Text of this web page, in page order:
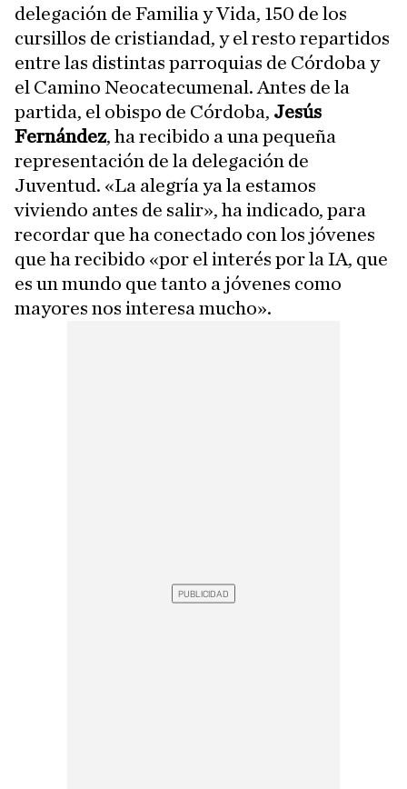
delegación de Familia y Vida, 150 de los
cursillos de cristiandad, y el resto repartidos
entre las distintas parroquias de Córdoba y
el Camino Neocatecumenal. Antes de la
partida, el obispo de Córdoba, Jesús
Fernández, ha recibido a una pequeña
representación de la delegación de
Juventud. «La alegría ya la estamos
viviendo antes de salir», ha indicado, para
recordar que ha conectado con los jóvenes
que ha recibido «por el interés por la IA, que
es un mundo que tanto a jóvenes como
mayores nos interesa mucho».